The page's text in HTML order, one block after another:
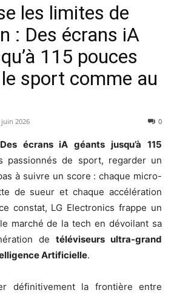
les limites de
: Des écrans iA
115 pouces
sport comme au
juin 2026 0
écrans iA géants jusqu’à 115
passionnés de sport, regarder un
à suivre un score : chaque micro-
de sueur et chaque accélération
constat, LG Electronics frappe un
marché de la tech en dévoilant sa
de téléviseurs ultra-grand
Artificielle.
définitivement la frontière entre